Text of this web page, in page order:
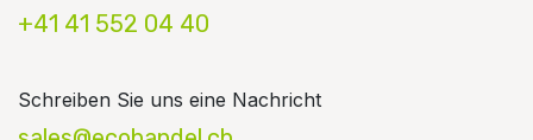
+41 41 552 04 40
Schreiben Sie uns eine Nachricht